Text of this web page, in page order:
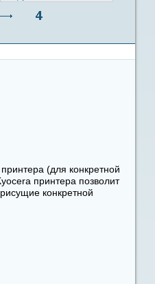
(для конкретной
принтера позволит
конкретной